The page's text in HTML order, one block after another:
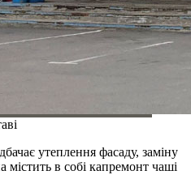
утеплення фасаду, заміну
містить в собі капремонт чаші